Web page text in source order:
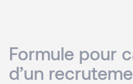
Formule pour
d’un